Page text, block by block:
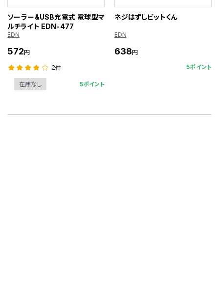
ソーラー&USB充電式 電球型マ
ルチライト EDN-477
EDN
572円
2件
在庫なし 5ポイント
ネジはずしビットくん
EDN
638円
5ポイント